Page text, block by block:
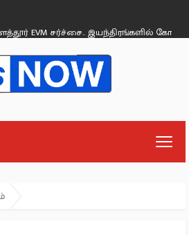
EVM சர்ச்சை.. இயந்திரங்களில் கோளாறு